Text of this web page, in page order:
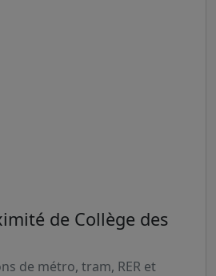
de Collège des
de métro, tram, RER et